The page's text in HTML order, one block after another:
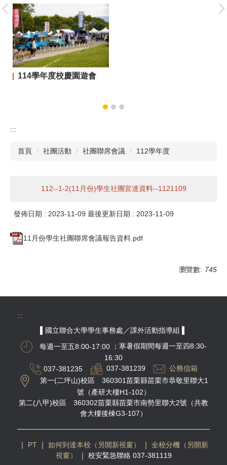
114學年度校慶園遊會
:::
首頁 社團活動 社團聯席會議 112學年度
112--1-2(11月份)學生社團宣達資料--1121109
發佈日期 : 2023-11-09 最後更新日期 : 2023-11-09
11月份學生社團聯席會議報告資料.pdf
瀏覽數: 745
:::
▌國立聯合大學學生事務處／課外活動指導組 ▌
每週一至五8:00-17:00
；寒暑假期間每週一至四8:30-
16:30
037-381235
037-381239
公務信箱
第一(二坪山)校區 360301苗栗縣苗栗市恭敬里聯大1
號（產研大樓H1-102）
第二(八甲)校區 360302苗栗縣苗栗市南勢里聯大2號（共教
會大樓後棟G3-107）
｜ PT ｜ 如何到達本校（另開新視窗） ｜ 全校分機（另開新
視窗）
｜ 校安緊急聯絡 037-381119